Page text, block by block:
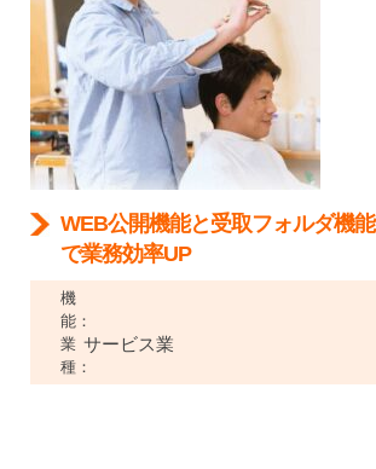
WEB公開機能と受取フォルダ機能
で業務効率UP
機
能：
業
種：
サービス業